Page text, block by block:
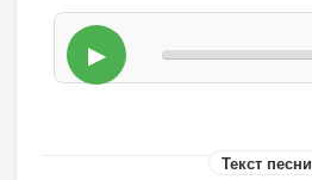
▶
Текст песни